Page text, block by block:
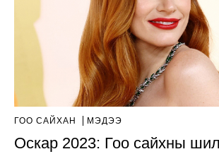
ГОО САЙХАН МЭДЭЭ
Оскар 2023: Гоо сайхны